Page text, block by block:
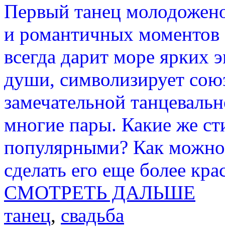
Первый танец
и романтичных моментов
всегда дарит море ярких
души, символизирует
замечательной
многие пары. Какие же
популярными? Как можно
сделать его еще более
СМОТРЕТЬ ДАЛЬШЕ
танец, свадьба